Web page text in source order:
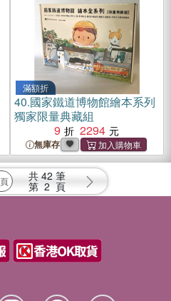
滿額折
40.國家鐵道博物館繪本系列
獨家限量典藏組
9
2294
無庫存
共 42 筆
第 2 頁